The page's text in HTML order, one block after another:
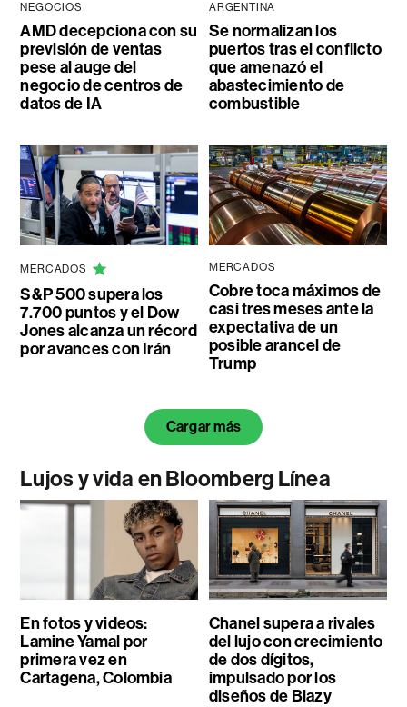
NEGOCIOS
AMD decepciona con su
previsión de ventas
pese al auge del
negocio de centros de
datos de IA
ARGENTINA
Se normalizan los
puertos tras el conflicto
que amenazó el
abastecimiento de
combustible
MERCADOS
S&P 500 supera los
7.700 puntos y el Dow
Jones alcanza un récord
por avances con Irán
MERCADOS
Cobre toca máximos de
casi tres meses ante la
expectativa de un
posible arancel de
Trump
Cargar más
Lujos y vida en Bloomberg Línea
En fotos y videos:
Lamine Yamal por
primera vez en
Cartagena, Colombia
Chanel supera a rivales
del lujo con crecimiento
de dos dígitos,
impulsado por los
diseños de Blazy